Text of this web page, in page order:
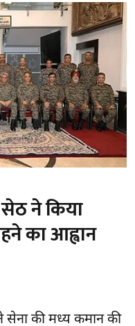
ने किया
का आह्वान
की मध्य कमान की